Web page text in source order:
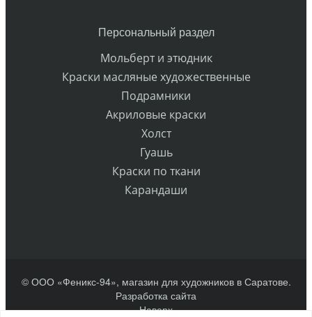
Персональный раздел
Мольберт и этюдник
Краски масляные художественные
Подрамники
Акриловые краски
Холст
Гуашь
Краски по ткани
Карандаши
© ООО «Феникс-94», магазин для художников в Саратове.
Разработка сайта
Наверх